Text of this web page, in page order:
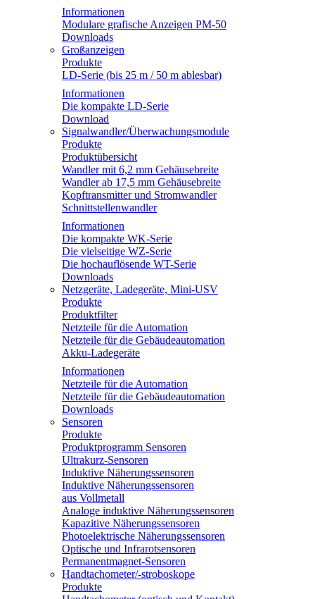
Informationen
Modulare grafische Anzeigen PM-50
Downloads
Großanzeigen
Produkte
LD-Serie (bis 25 m / 50 m ablesbar)
Informationen
Die kompakte LD-Serie
Download
Signalwandler/Überwachungsmodule
Produkte
Produktübersicht
Wandler mit 6,2 mm Gehäusebreite
Wandler ab 17,5 mm Gehäusebreite
Kopftransmitter und Stromwandler
Schnittstellenwandler
Informationen
Die kompakte WK-Serie
Die vielseitige WZ-Serie
Die hochauflösende WT-Serie
Downloads
Netzgeräte, Ladegeräte, Mini-USV
Produkte
Produktfilter
Netzteile für die Automation
Netzteile für die Gebäudeautomation
Akku-Ladegeräte
Informationen
Netzteile für die Automation
Netzteile für die Gebäudeautomation
Downloads
Sensoren
Produkte
Produktprogramm Sensoren
Ultrakurz-Sensoren
Induktive Näherungssensoren
Induktive Näherungssensoren
aus Vollmetall
Analoge induktive Näherungssensoren
Kapazitive Näherungssensoren
Photoelektrische Näherungssensoren
Optische und Infrarotsensoren
Permanentmagnet-Sensoren
Handtachometer/-stroboskope
Produkte